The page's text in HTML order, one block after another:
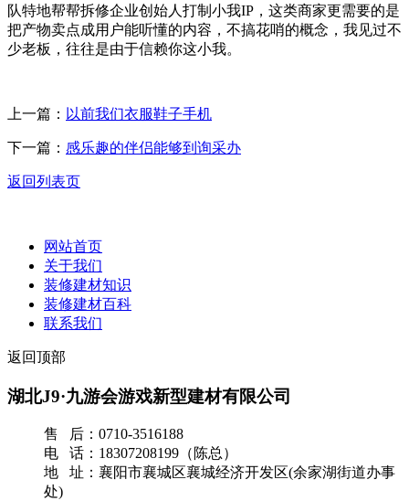
队特地帮帮拆修企业创始人打制小我IP，这类商家更需要的是
把产物卖点成用户能听懂的内容，不搞花哨的概念，我见过不
少老板，往往是由于信赖你这小我。
上一篇： 以前我们衣服鞋子手机
下一篇： 感乐趣的伴侣能够到询采办
返回列表页
网站首页
关于我们
装修建材知识
装修建材百科
联系我们
返回顶部
湖北J9·九游会游戏新型建材有限公司
售 后：0710-3516188
电 话：18307208199（陈总）
地 址：襄阳市襄城区襄城经济开发区(余家湖街道办事
处)